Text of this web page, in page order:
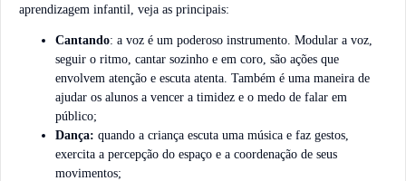
aprendizagem infantil, veja as principais:
Cantando: a voz é um poderoso instrumento. Modular a voz,
seguir o ritmo, cantar sozinho e em coro, são ações que
envolvem atenção e escuta atenta. Também é uma maneira de
ajudar os alunos a vencer a timidez e o medo de falar em
público;
Dança: quando a criança escuta uma música e faz gestos,
exercita a percepção do espaço e a coordenação de seus
movimentos;